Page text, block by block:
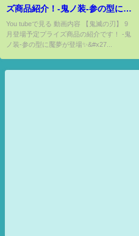
ズ商品紹介！-鬼ノ装-参の型に魘
夢が登場✨✨ その他にも-絆ノ装-
拾捌ノ型やQ posket petit vol.5
も登場🔥🔥
You tubeで見る 動画内容 【鬼滅の刃】 9
月登場予定プライズ商品の紹介です！ -鬼
ノ装-参の型に魘夢が登場✨&#x27...